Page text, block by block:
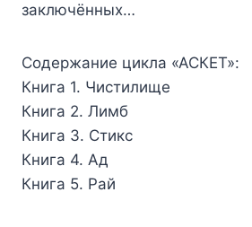
заключённых…
Содержание цикла «АСКЕТ»:
Книга 1. Чистилище
Книга 2. Лимб
Книга 3. Стикс
Книга 4. Ад
Книга 5. Рай